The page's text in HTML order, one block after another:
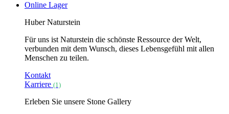
Online Lager
Huber Naturstein
Für uns ist Naturstein die schönste Ressource der Welt,
verbunden mit dem Wunsch, dieses Lebensgefühl mit allen
Menschen zu teilen.
Kontakt
Karriere (1)
Erleben Sie unsere Stone Gallery